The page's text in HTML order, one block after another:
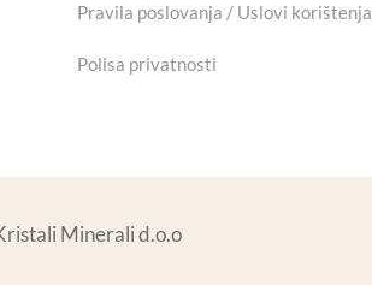
Pravila poslovanja / Uslovi korištenja
Polisa privatnosti
Minerali d.o.o